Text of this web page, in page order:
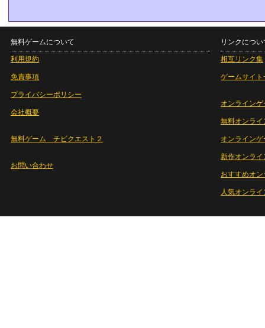
無料ゲームについて
利用規約
免責事項
プライバシーポリシー
会社概要
無料ゲーム チビクエスト２
お問い合わせ
リンクについ
相互リンク集
ゲームサイト
オンラインゲ
無料オンライ
オンライン
新作オンライ
おすすめオ
人気オンラ